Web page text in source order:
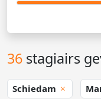
36 stagiairs
Schiedam